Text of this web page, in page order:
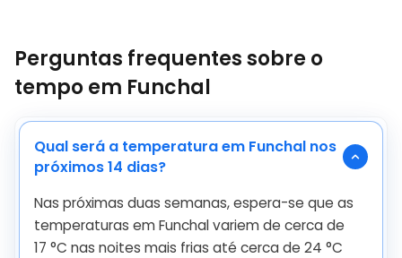
Perguntas frequentes sobre o
tempo em Funchal
Qual será a temperatura em Funchal nos
próximos 14 dias?
Nas próximas duas semanas, espera-se que as
temperaturas em Funchal variem de cerca de
17 °C nas noites mais frias até cerca de 24 °C